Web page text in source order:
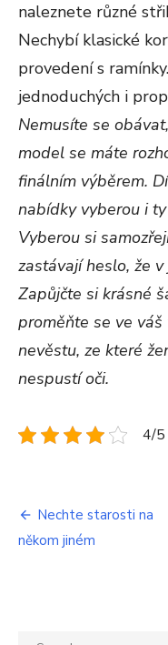
naleznete různé
Nechybí klasické
provedení s
jednoduchých i
Nemusíte se
model se máte
finálním výběrem.
nabídky vyberou i
Vyberou si
zastávají heslo, že
Zapůjčte si krásné
proměňte se ve
nevěstu, ze které
nespustí oči.
4/5
Navigace
pro
Nechte starosti na
někom jiném
Search